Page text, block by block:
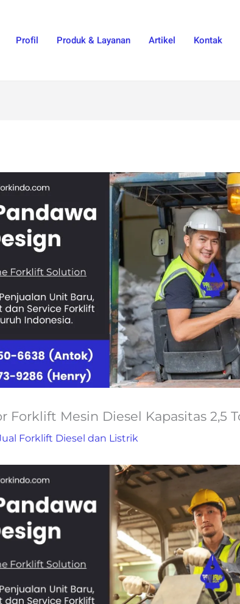
Profil Produk & Layanan Artikel Kontak
Forklift Mesin Diesel Kapasitas 2,5
Forklift Diesel dan Listrik